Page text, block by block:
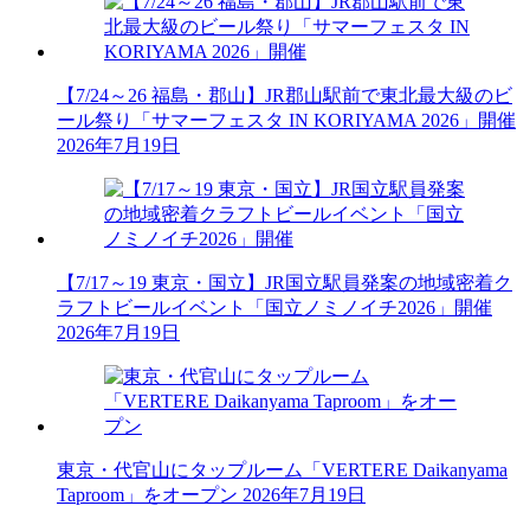
【7/24～26 福島・郡山】JR郡山駅前で東北最大級のビ
ール祭り「サマーフェスタ IN KORIYAMA 2026」開催
2026年7月19日
【7/17～19 東京・国立】JR国立駅員発案の地域密着ク
ラフトビールイベント「国立ノミノイチ2026」開催
2026年7月19日
東京・代官山にタップルーム「VERTERE Daikanyama
Taproom」をオープン 2026年7月19日